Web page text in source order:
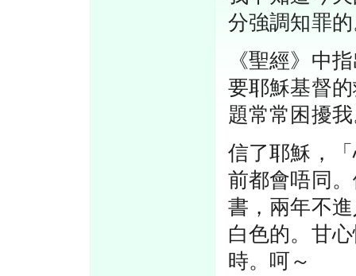
分強調知罪
《聖經》中
要耶穌基督
題常常困擾
信了耶穌，
前都會唔同
書，兩年不
白色的。甘
時。呵～